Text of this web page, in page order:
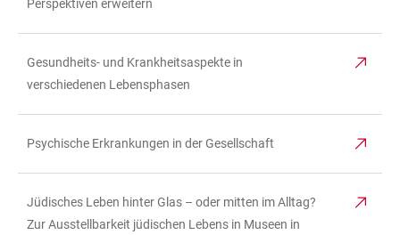
Perspektiven erweitern
Gesundheits- und Krankheitsaspekte in
verschiedenen Lebensphasen
Psychische Erkrankungen in der Gesellschaft
Jüdisches Leben hinter Glas – oder mitten im Alltag?
Zur Ausstellbarkeit jüdischen Lebens in Museen in